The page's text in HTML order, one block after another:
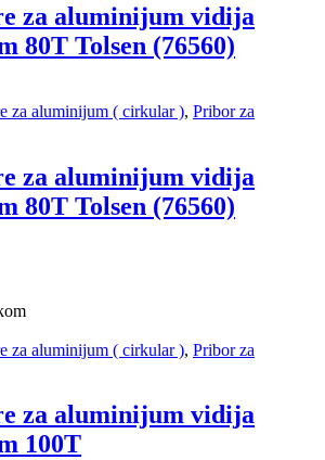
za aluminijum vidija
80T Tolsen (76560)
za aluminijum ( cirkular ), Pribor za
za aluminijum vidija
80T Tolsen (76560)
za aluminijum ( cirkular ), Pribor za
za aluminijum vidija
100T